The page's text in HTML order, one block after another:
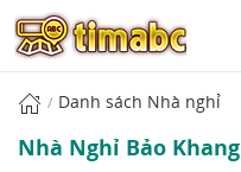
Danh sách Nhà nghỉ
Nhà Nghỉ Bảo Khang